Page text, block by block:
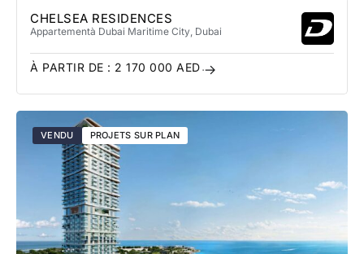
CHELSEA RESIDENCES
Appartementà Dubai Maritime City , Dubai
À PARTIR DE : 2 170 000 AED
VENDU PROJETS SUR PLAN